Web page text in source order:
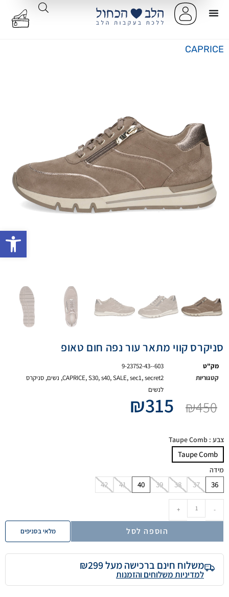
CAPRICE
סניקרס קווי מתאר עור נפה חום טאופ
מק"ט
9-23752-43--603
קטגוריות
CAPRICE,S30,s40,SALE,sec1,secret2
, נשים, סניקרס
לנשים
₪450
₪315
צבע : Taupe Comb
Taupe Comb
מידה
36
37
38
39
40
41
42
-
+
הוספה לסל מלאי בסניפים
משלוח חינם ברכישה מעל ₪299
למדיניות משלוחים והזמנות